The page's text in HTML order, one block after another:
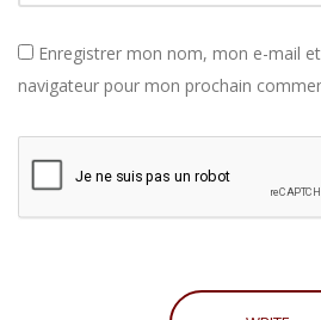
Enregistrer mon nom, mon e-mail
navigateur pour mon prochain